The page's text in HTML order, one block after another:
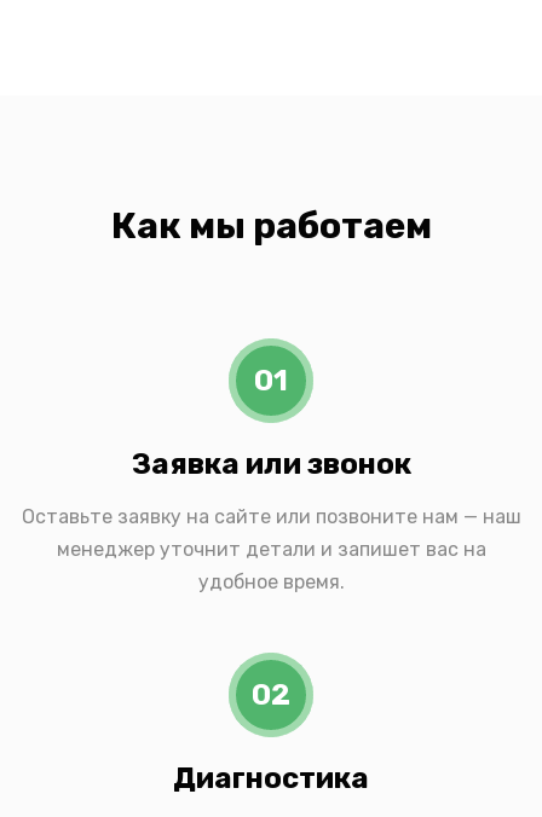
Как мы работаем
01
Заявка или звонок
Оставьте заявку на сайте или позвоните нам — наш
менеджер уточнит детали и запишет вас на
удобное время.
02
Диагностика